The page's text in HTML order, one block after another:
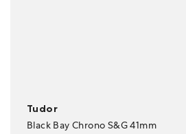
Tudor
Black Bay Chrono S&G 41mm